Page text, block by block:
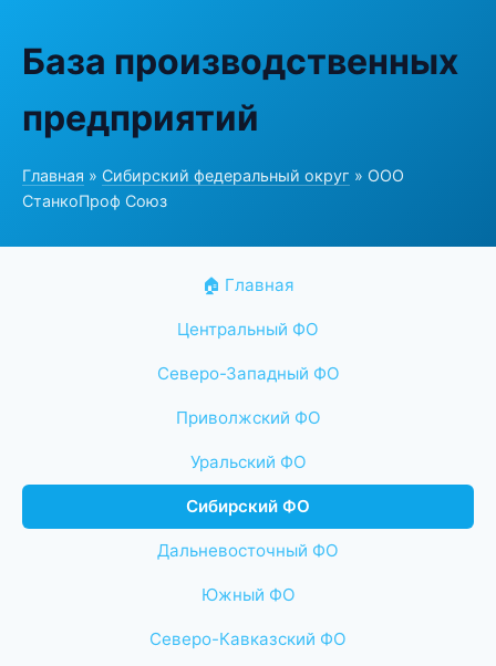
База производственных
предприятий
Главная » Сибирский федеральный округ » ООО
СтанкоПроф Союз
🏠 Главная
Центральный ФО
Северо-Западный ФО
Приволжский ФО
Уральский ФО
Сибирский ФО
Дальневосточный ФО
Южный ФО
Северо-Кавказский ФО